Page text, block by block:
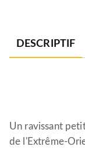
DESCRIPTIF
Un ravissant
de l'Extrême-